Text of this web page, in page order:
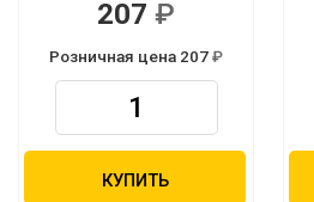
207
Розничная цена 207
КУПИТЬ